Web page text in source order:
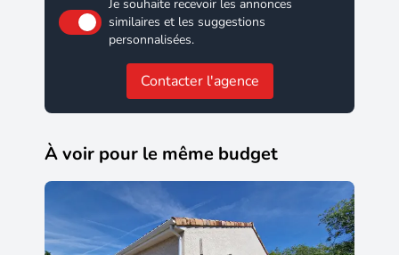
Je souhaite recevoir les annonces
similaires et les suggestions
personnalisées.
Contacter l'agence
À voir pour le même budget